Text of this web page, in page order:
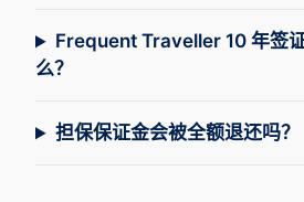
Frequent Traveller 10 年签
么？
担保保证金会被全额退还吗？